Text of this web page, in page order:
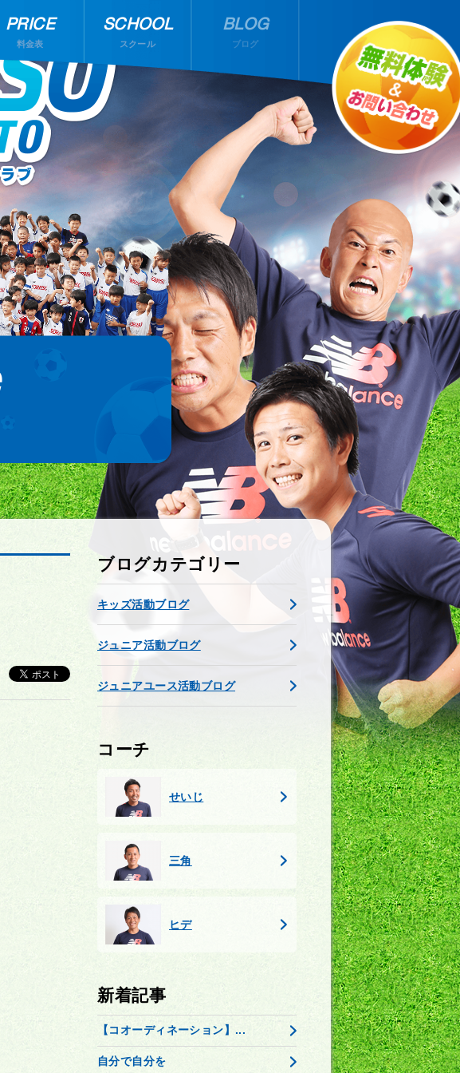
PRICE
料金表
SCHOOL
スクール
BLOG
ブログ
ブログカテゴリー
キッズ活動ブログ
ジュニア活動ブログ
ジュニアユース活動ブログ
コーチ
せいじ
三角
ヒデ
新着記事
【コオーディネーション】...
自分で自分を